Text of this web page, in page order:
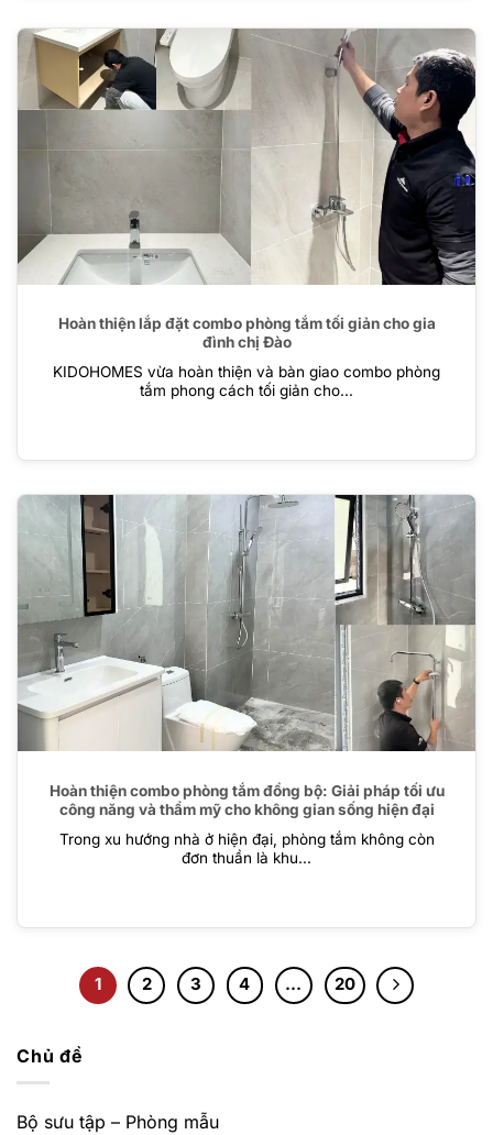
Hoàn thiện lắp đặt combo phòng tắm tối giản cho gia
đình chị Đào
KIDOHOMES vừa hoàn thiện và bàn giao combo phòng
tắm phong cách tối giản cho...
Hoàn thiện combo phòng tắm đồng bộ: Giải pháp tối ưu
công năng và thẩm mỹ cho không gian sống hiện đại
Trong xu hướng nhà ở hiện đại, phòng tắm không còn
đơn thuần là khu...
1 2 3 4 … 20
Chủ đề
Bộ sưu tập – Phòng mẫu